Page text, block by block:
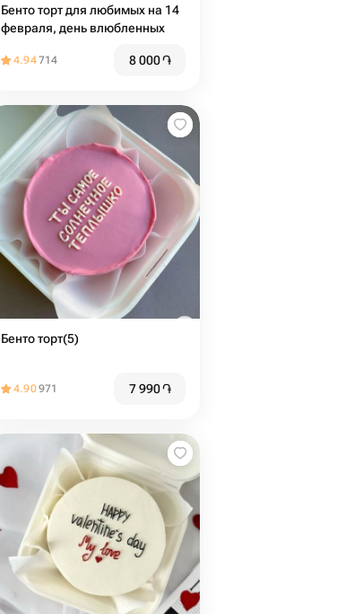
Бенто торт для любимых на 14
февраля, день влюбленных
4.94714 8 000֏
Бенто торт(5)
4.90971 7 990֏